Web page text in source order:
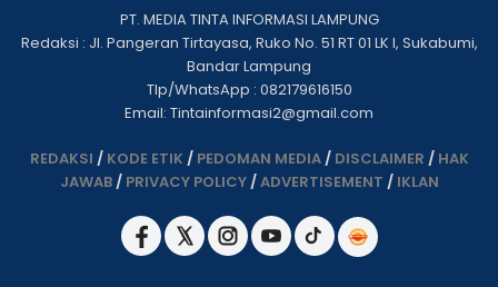
PT. MEDIA TINTA INFORMASI LAMPUNG
Redaksi : Jl. Pangeran Tirtayasa, Ruko No. 51 RT 01 LK I, Sukabumi,
Bandar Lampung
Tlp/WhatsApp : 082179616150
Email: Tintainformasi2@gmail.com
REDAKSI / KODE ETIK / PEDOMAN MEDIA/ DISCLAIMER / HAK
JAWAB/ PRIVACY POLICY/ADVERTISEMENT / IKLAN